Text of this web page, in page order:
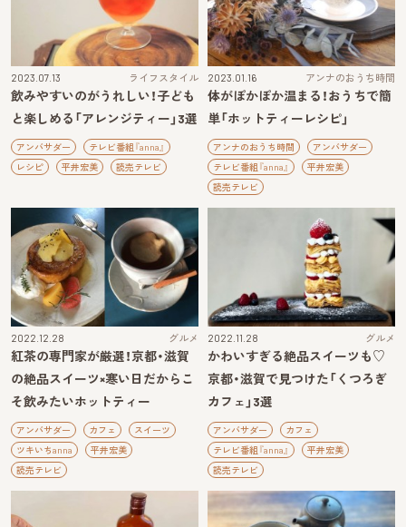
2023.07.13 ライフスタイル
飲みやすいのがうれしい！子ども
と楽しめる「アレンジティー」3選
アンバサダー
テレビ番組『anna』
レシピ
平井宏美 読売テレビ
2023.01.16 アンナのおうち時間
体がぽかぽか温まる！おうちで簡
単「ホットティーレシピ」
アンナのおうち時間
アンバサダー
テレビ番組『anna』
平井宏美
読売テレビ
2022.12.28 グルメ
紅茶の専門家が厳選！京都・滋賀
の絶品スイーツ×寒い日だからこ
そ飲みたいホットティー
アンバサダー カフェ
スイーツ
ツキいちanna
平井宏美
読売テレビ
2022.11.28 グルメ
かわいすぎる絶品スイーツも♡
京都・滋賀で見つけた「くつろぎ
カフェ」3選
アンバサダー
カフェ
テレビ番組『anna』
平井宏美
読売テレビ